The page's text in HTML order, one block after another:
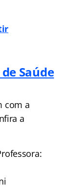
Saúde
com a
a